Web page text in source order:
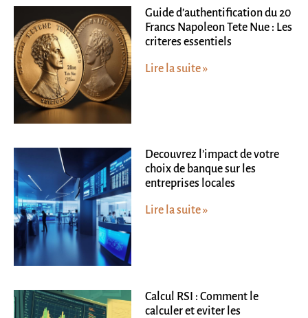
Guide d’authentification du 20
Francs Napoleon Tete Nue : Les
criteres essentiels
Lire la suite »
Decouvrez l’impact de votre
choix de banque sur les
entreprises locales
Lire la suite »
Calcul RSI : Comment le
calculer et eviter les